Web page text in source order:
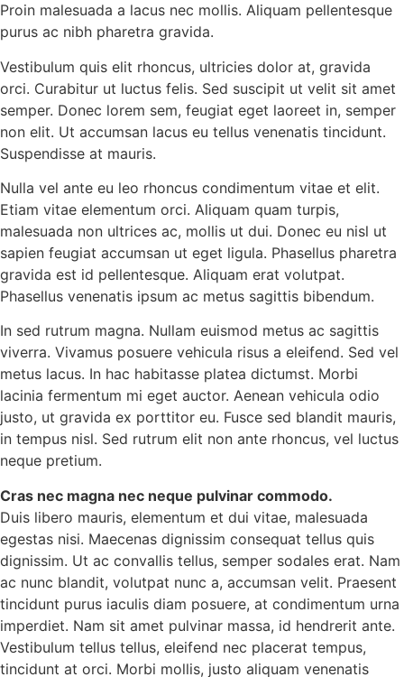
Proin malesuada a lacus nec mollis. Aliquam pellentesque
purus ac nibh pharetra gravida.
Vestibulum quis elit rhoncus, ultricies dolor at, gravida
orci. Curabitur ut luctus felis. Sed suscipit ut velit sit amet
semper. Donec lorem sem, feugiat eget laoreet in, semper
non elit. Ut accumsan lacus eu tellus venenatis tincidunt.
Suspendisse at mauris.
Nulla vel ante eu leo rhoncus condimentum vitae et elit.
Etiam vitae elementum orci. Aliquam quam turpis,
malesuada non ultrices ac, mollis ut dui. Donec eu nisl ut
sapien feugiat accumsan ut eget ligula. Phasellus pharetra
gravida est id pellentesque. Aliquam erat volutpat.
Phasellus venenatis ipsum ac metus sagittis bibendum.
In sed rutrum magna. Nullam euismod metus ac sagittis
viverra. Vivamus posuere vehicula risus a eleifend. Sed vel
metus lacus. In hac habitasse platea dictumst. Morbi
lacinia fermentum mi eget auctor. Aenean vehicula odio
justo, ut gravida ex porttitor eu. Fusce sed blandit mauris,
in tempus nisl. Sed rutrum elit non ante rhoncus, vel luctus
neque pretium.
Cras nec magna nec neque pulvinar commodo.
Duis libero mauris, elementum et dui vitae, malesuada
egestas nisi. Maecenas dignissim consequat tellus quis
dignissim. Ut ac convallis tellus, semper sodales erat. Nam
ac nunc blandit, volutpat nunc a, accumsan velit. Praesent
tincidunt purus iaculis diam posuere, at condimentum urna
imperdiet. Nam sit amet pulvinar massa, id hendrerit ante.
Vestibulum tellus tellus, eleifend nec placerat tempus,
tincidunt at orci. Morbi mollis, justo aliquam venenatis